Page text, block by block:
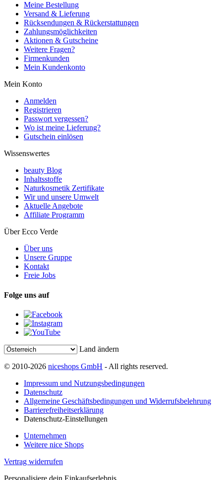
Meine Bestellung
Versand & Lieferung
Rücksendungen & Rückerstattungen
Zahlungsmöglichkeiten
Aktionen & Gutscheine
Weitere Fragen?
Firmenkunden
Mein Kundenkonto
Mein Konto
Anmelden
Registrieren
Passwort vergessen?
Wo ist meine Lieferung?
Gutschein einlösen
Wissenswertes
beauty Blog
Inhaltsstoffe
Naturkosmetik Zertifikate
Wir und unsere Umwelt
Aktuelle Angebote
Affiliate Programm
Über Ecco Verde
Über uns
Unsere Gruppe
Kontakt
Freie Jobs
Folge uns auf
Land ändern
© 2010-2026 niceshops GmbH - All rights reserved.
Impressum und Nutzungsbedingungen
Datenschutz
Allgemeine Geschäftsbedingungen und Widerrufsbelehrung
Barrierefreiheitserklärung
Datenschutz-Einstellungen
Unternehmen
Weitere nice Shops
Vertrag widerrufen
Personalisiere dein Einkaufserlebnis